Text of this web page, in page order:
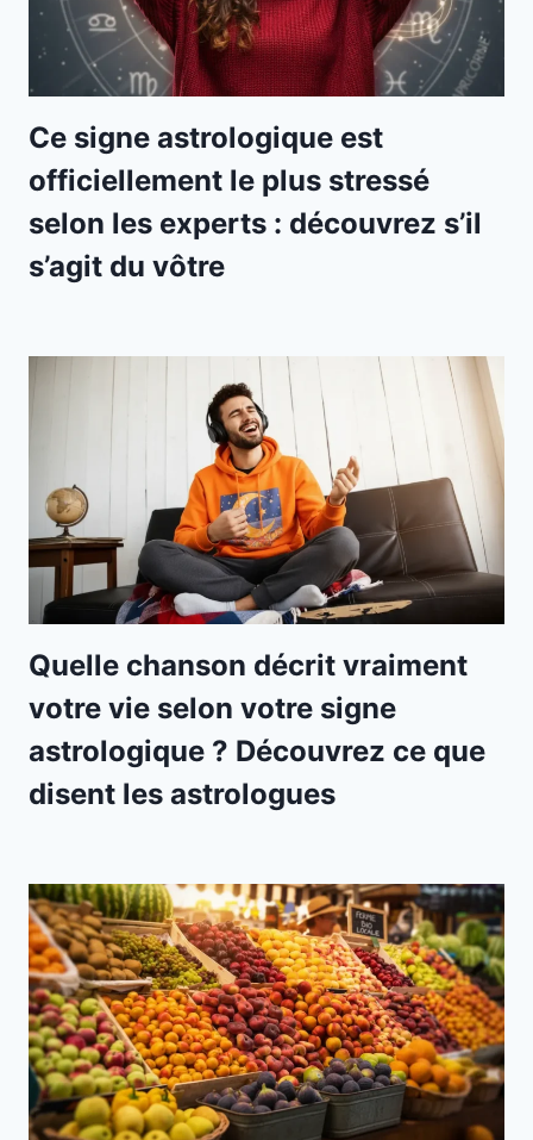
Ce signe astrologique est
officiellement le plus stressé
selon les experts : découvrez s’il
s’agit du vôtre
Quelle chanson décrit vraiment
votre vie selon votre signe
astrologique ? Découvrez ce que
disent les astrologues